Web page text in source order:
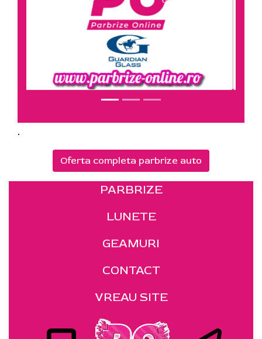
.
Oferta completa parbrize auto
PARBRIZE
LUNETE
GEAMURI
CONTACT
VREAU SITE